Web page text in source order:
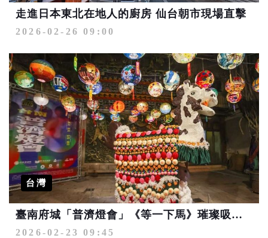
走進日本東北在地人的廚房 仙台朝市現場直擊
2026-02-26 09:00
台灣
臺南府城「普濟燈會」《等一下馬》璀璨吸睛 跨越台南、米蘭、日本的光之旅
2026-02-23 09:45